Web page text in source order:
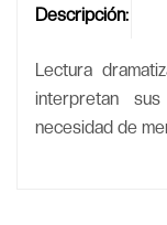
Descripción:
Lectura
interpretan
necesidad de